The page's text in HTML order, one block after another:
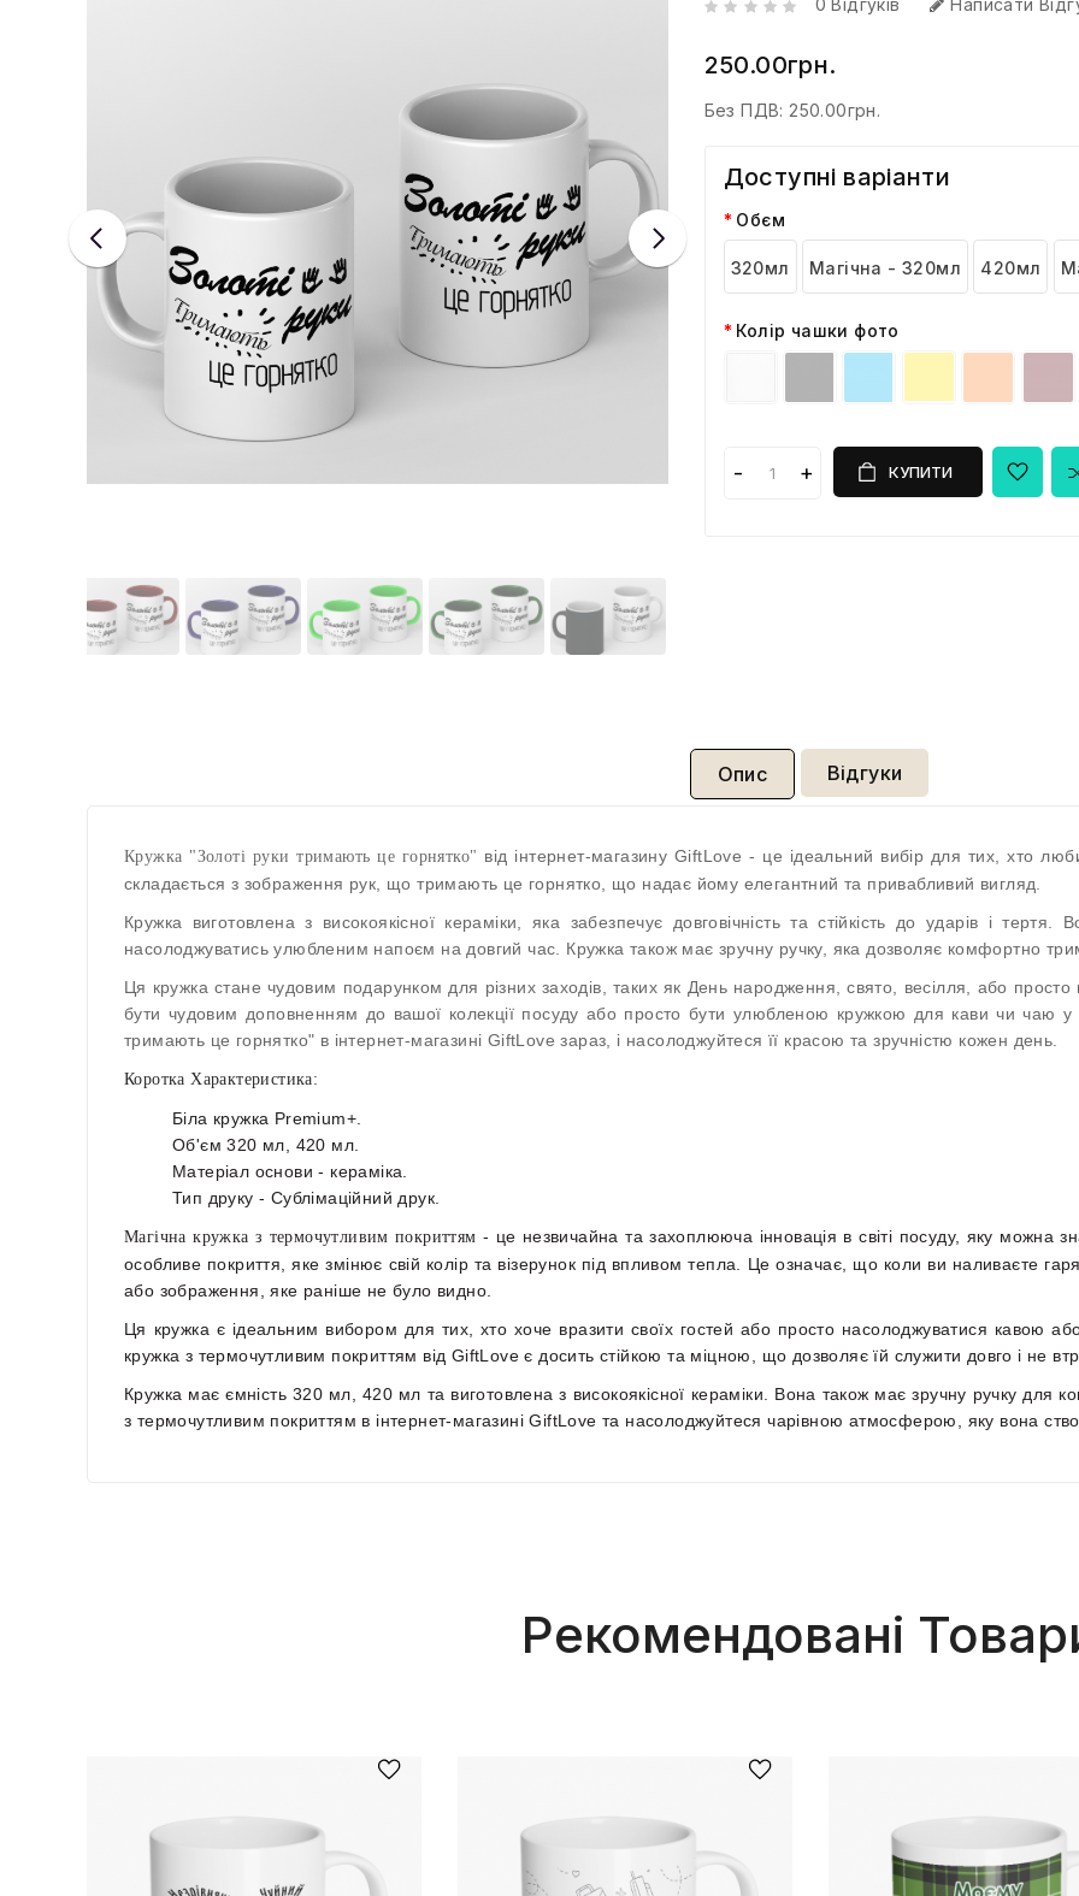
0 Відгуків Написати
250.00грн.
Без ПДВ: 250.00грн.
Доступні варіанти
Обєм
320мл Магічна - 320мл 420мл
Колір чашки фото
КУПИТИ
Опис Відгуки
Кружка "Золоті руки тримають це горнятко" від інтернет-магазину GiftLove - це ідеальний вибір для тих, хто
складається з зображення рук, що тримають це горнятко, що надає йому елегантний та привабливий вигляд.
Кружка виготовлена з високоякісної кераміки, яка забезпечує довговічність та стійкість до ударів і
насолоджуватись улюбленим напоєм на довгий час. Кружка також має зручну ручку, яка дозволяє комфортно
Ця кружка стане чудовим подарунком для різних заходів, таких як День народження, свято, весілля, або
бути чудовим доповненням до вашої колекції посуду або просто бути улюбленою кружкою для кави чи чаю у
тримають це горнятко" в інтернет-магазині GiftLove зараз, і насолоджуйтеся її красою та зручністю кожен день.
Коротка Характеристика:
Біла кружка Premium+.
Об'єм 320 мл, 420 мл.
Матеріал основи - кераміка.
Тип друку - Сублімаційний друк.
Магічна кружка з термочутливим покриттям - це незвичайна та захоплююча інновація в світі посуду, яку можна
особливе покриття, яке змінює свій колір та візерунок під впливом тепла. Це означає, що коли ви наливаєте
або зображення, яке раніше не було видно.
Ця кружка є ідеальним вибором для тих, хто хоче вразити своїх гостей або просто насолоджуватися кавою
кружка з термочутливим покриттям від GiftLove є досить стійкою та міцною, що дозволяє їй служити довго і не
Кружка має ємність 320 мл, 420 мл та виготовлена з високоякісної кераміки. Вона також має зручну ручку для
з термочутливим покриттям в інтернет-магазині GiftLove та насолоджуйтеся чарівною атмосферою, яку вона
Рекомендовані